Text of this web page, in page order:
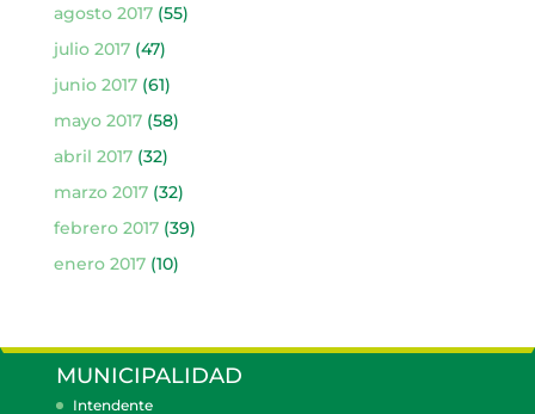
agosto 2017(55)
julio 2017(47)
junio 2017(61)
mayo 2017(58)
abril 2017(32)
marzo 2017(32)
febrero 2017(39)
enero 2017(10)
MUNICIPALIDAD
Intendente